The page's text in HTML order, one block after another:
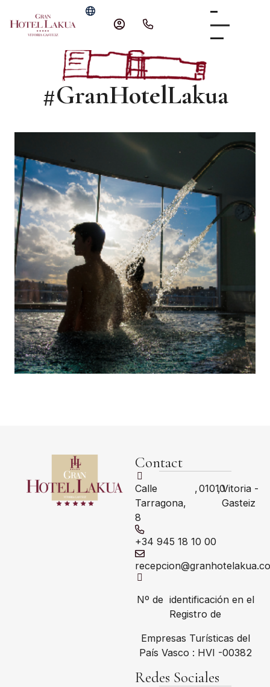
#GranHotelLakua
Contact
Calle
Tarragona,
8
,01010
,Vitoria -
Gasteiz
+34 945 18 10 00
Nº de identificación en el
Registro de
Empresas Turísticas del
País Vasco : HVI -00382
Redes Sociales